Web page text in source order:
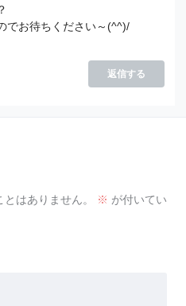
でお待ちください～(^^)/
返信する
はありません。 ※ が付いてい